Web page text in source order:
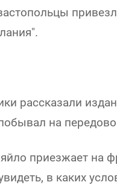
рассказали
на
приезжает на
в каких